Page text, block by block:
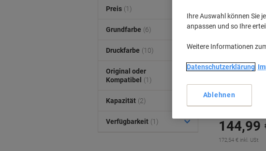
C9455A Hell
144,99
172,54 € inkl. USt
Preis (1)
Grundfarbe (6)
Druckfarbe (10)
Original oder
Kompatibel
(1)
Kapazität (2)
Verfügbarkeit (1)
Ihre Auswahl können Sie
anpassen und so Ihre
Weitere Informationen
Datenschutzerklärung
Ablehnen